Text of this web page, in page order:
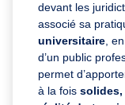
devant les
associé sa
universitaire ,
d’un public
permet
à la fois solides,